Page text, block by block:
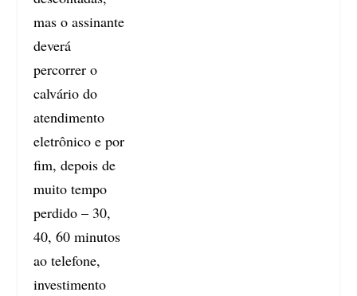
mas o assinante
deverá
percorrer o
calvário do
atendimento
eletrônico e por
fim, depois de
muito tempo
perdido – 30,
40, 60 minutos
ao telefone,
investimento